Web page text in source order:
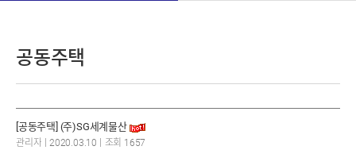
공동주택
[공동주택] (주)SG세계물산
관리자 |2020.03.10 조회 1657